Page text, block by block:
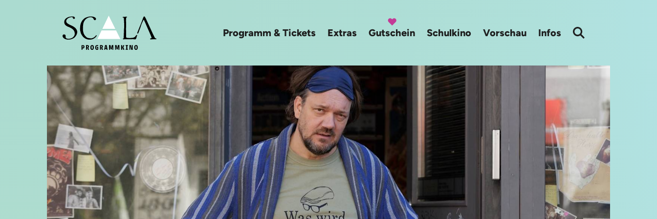
Programm & Tickets Extras Gutschein Schulkino Vorschau Infos